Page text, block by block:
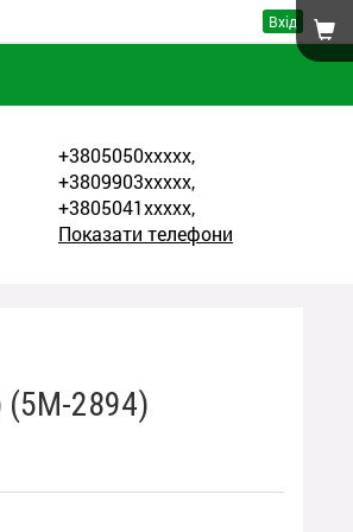
Вхід
+3805050xxxxx,
+3809903xxxxx,
+3805041xxxxx,
Показати телефони
2894)